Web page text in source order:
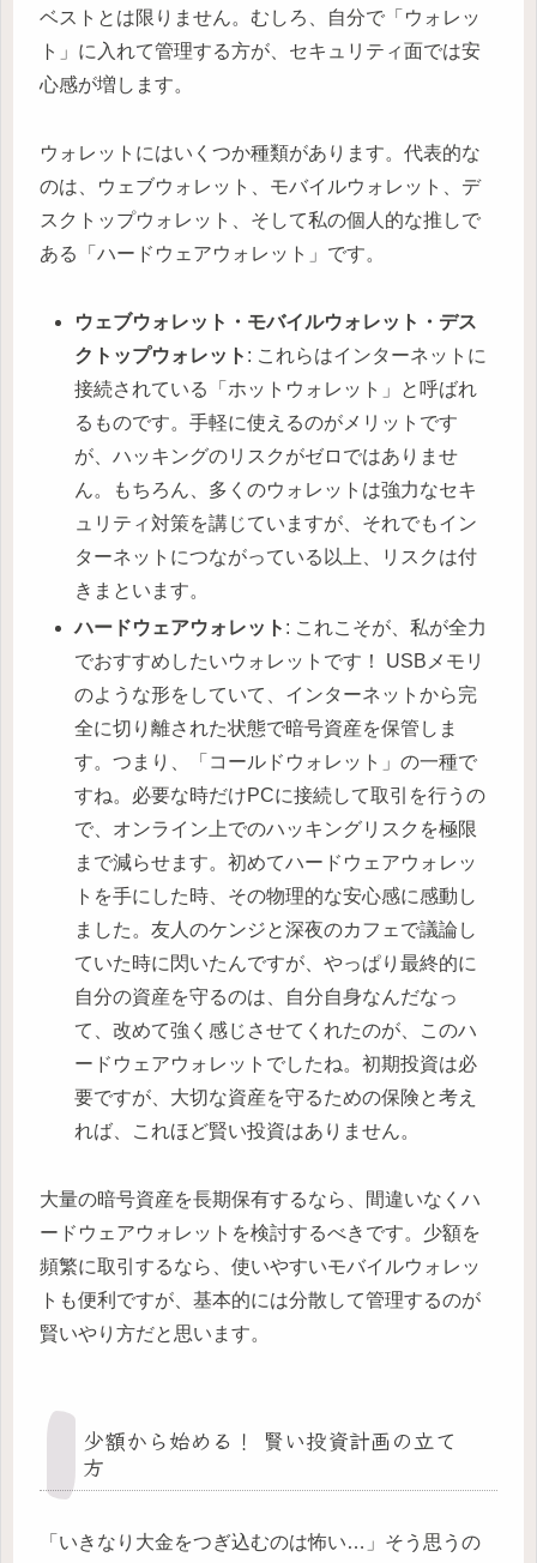
ベストとは限りません。むしろ、自分で「ウォレッ
ト」に入れて管理する方が、セキュリティ面では安
心感が増します。
ウォレットにはいくつか種類があります。代表的な
のは、ウェブウォレット、モバイルウォレット、デ
スクトップウォレット、そして私の個人的な推しで
ある「ハードウェアウォレット」です。
ウェブウォレット・モバイルウォレット・デス
クトップウォレット : これらはインターネットに
接続されている「ホットウォレット」と呼ばれ
るものです。手軽に使えるのがメリットです
が、ハッキングのリスクがゼロではありませ
ん。もちろん、多くのウォレットは強力なセキ
ュリティ対策を講じていますが、それでもイン
ターネットにつながっている以上、リスクは付
きまといます。
ハードウェアウォレット : これこそが、私が全力
でおすすめしたいウォレットです！ USBメモリ
のような形をしていて、インターネットから完
全に切り離された状態で暗号資産を保管しま
す。つまり、「コールドウォレット」の一種で
すね。必要な時だけPCに接続して取引を行うの
で、オンライン上でのハッキングリスクを極限
まで減らせます。初めてハードウェアウォレッ
トを手にした時、その物理的な安心感に感動し
ました。友人のケンジと深夜のカフェで議論し
ていた時に閃いたんですが、やっぱり最終的に
自分の資産を守るのは、自分自身なんだなっ
て、改めて強く感じさせてくれたのが、このハ
ードウェアウォレットでしたね。初期投資は必
要ですが、大切な資産を守るための保険と考え
れば、これほど賢い投資はありません。
大量の暗号資産を長期保有するなら、間違いなくハ
ードウェアウォレットを検討するべきです。少額を
頻繁に取引するなら、使いやすいモバイルウォレッ
トも便利ですが、基本的には分散して管理するのが
賢いやり方だと思います。
少額から始める！ 賢い投資計画の立て
方
「いきなり大金をつぎ込むのは怖い…」そう思うの